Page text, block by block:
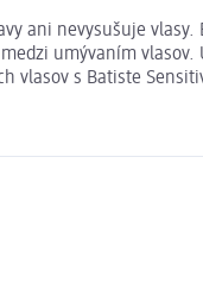
ani nevysušuje vlasy.
umývaním vlasov.
vlasov s Batiste